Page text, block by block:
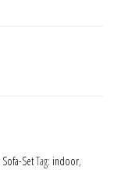
Sofa-SetTag: indoor,